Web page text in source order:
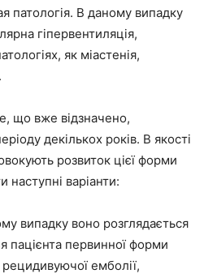
патологія. В даному випадку
гіпервентиляція,
як міастенія,
що вже відзначено,
декількох років. В якості
розвиток цієї форми
наступні варіанти:
випадку воно розглядається
пацієнта первинної форми
рецидивуючої емболії,